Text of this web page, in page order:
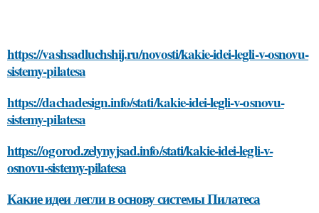
https://vashsadluchshij.ru/novosti/kakie-idei-legli-v-osnovu-
sistemy-pilatesa
https://dachadesign.info/stati/kakie-idei-legli-v-osnovu-
sistemy-pilatesa
https://ogorod.zelynyjsad.info/stati/kakie-idei-legli-v-
osnovu-sistemy-pilatesa
Какие идеи легли в основу системы Пилатеса